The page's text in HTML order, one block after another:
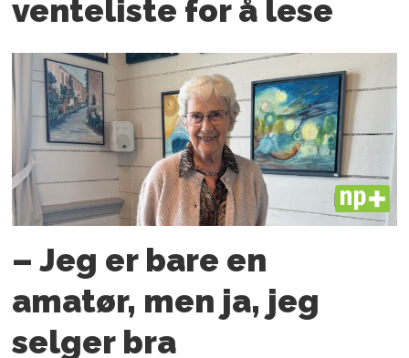
venteliste for å lese
PLUS
– Jeg er bare en
amatør, men ja, jeg
selger bra